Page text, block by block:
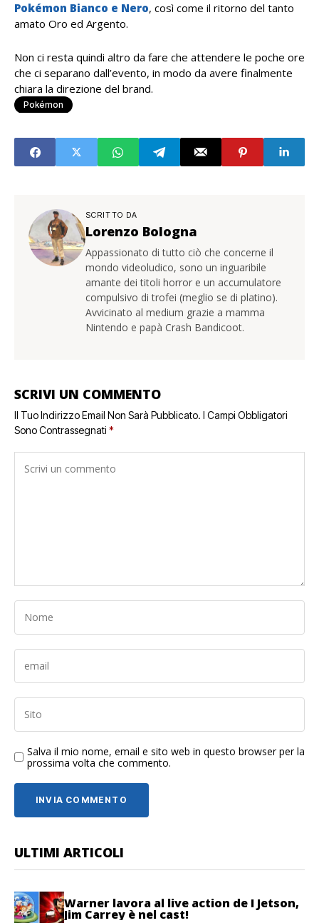
Pokémon Bianco e Nero, così come il ritorno del tanto
amato Oro ed Argento.
Non ci resta quindi altro da fare che attendere le poche ore
che ci separano dall’evento, in modo da avere finalmente
chiara la direzione del brand.
Pokémon
SCRITTO DA
Lorenzo Bologna
Appassionato di tutto ciò che concerne il
mondo videoludico, sono un inguaribile
amante dei titoli horror e un accumulatore
compulsivo di trofei (meglio se di platino).
Avvicinato al medium grazie a mamma
Nintendo e papà Crash Bandicoot.
SCRIVI UN COMMENTO
Il Tuo Indirizzo Email Non Sarà Pubblicato. I Campi Obbligatori
Sono Contrassegnati *
Salva il mio nome, email e sito web in questo browser per la
prossima volta che commento.
ULTIMI ARTICOLI
Warner lavora al live action de I Jetson,
Jim Carrey è nel cast!